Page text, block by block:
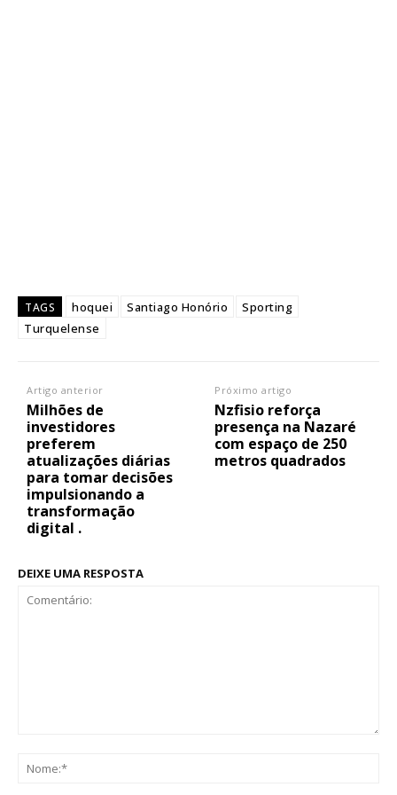
TAGS hoquei Santiago Honório
Sporting
Turquelense
Artigo anterior
Milhões de
investidores
preferem
atualizações diárias
para tomar decisões
impulsionando a
transformação
digital .
Próximo artigo
Nzfisio reforça
presença na Nazaré
com espaço de 250
metros quadrados
DEIXE UMA RESPOSTA